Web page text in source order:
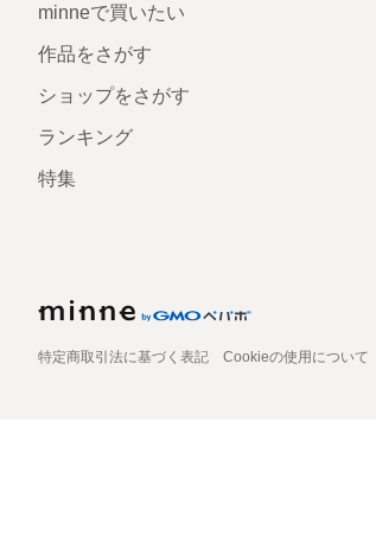
minneで買いたい
作品をさがす
ショップをさがす
ランキング
特集
特定商取引法に基づく表記 Cookieの使用について